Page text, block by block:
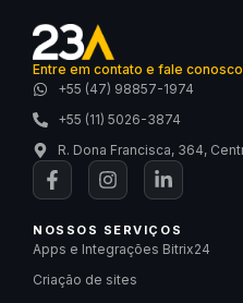
Entre em contato e fale
+55 (47) 98857-1974
+55 (11) 5026-3874
R. Dona Francisca, 364,
NOSSOS SERVIÇOS
Apps e Integrações Bitrix24
Criação de sites